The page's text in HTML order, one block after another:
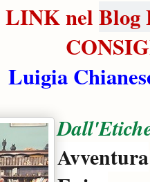
LINK nel Blog
Luigia
Avventura